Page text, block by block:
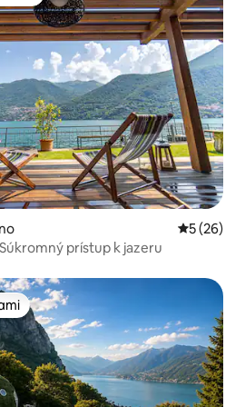
5 (26)
prístup k jazeru